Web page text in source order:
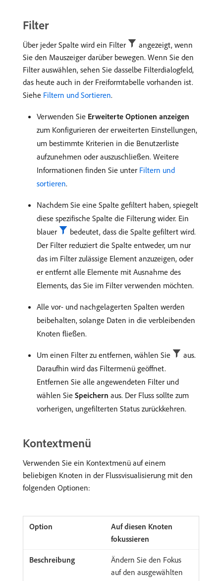
Filter
Über jeder Spalte wird ein Filter
angezeigt, wenn
Sie den Mauszeiger darüber bewegen. Wenn Sie den
Filter auswählen, sehen Sie dasselbe Filterdialogfeld,
das heute auch in der Freiformtabelle vorhanden ist.
Siehe Filtern und Sortieren.
Verwenden Sie Erweiterte Optionen anzeigen
zum Konfigurieren der erweiterten Einstellungen,
um bestimmte Kriterien in die Benutzerliste
aufzunehmen oder auszuschließen. Weitere
Informationen finden Sie unter Filtern und
sortieren.
Nachdem Sie eine Spalte gefiltert haben, spiegelt
diese spezifische Spalte die Filterung wider. Ein
blauer
bedeutet, dass die Spalte gefiltert wird.
Der Filter reduziert die Spalte entweder, um nur
das im Filter zulässige Element anzuzeigen, oder
er entfernt alle Elemente mit Ausnahme des
Elements, das Sie im Filter verwenden möchten.
Alle vor- und nachgelagerten Spalten werden
beibehalten, solange Daten in die verbleibenden
Knoten fließen.
Um einen Filter zu entfernen, wählen Sie
aus.
Daraufhin wird das Filtermenü geöffnet.
Entfernen Sie alle angewendeten Filter und
wählen Sie Speichern aus. Der Fluss sollte zum
vorherigen, ungefilterten Status zurückkehren.
Kontextmenü
Verwenden Sie ein Kontextmenü auf einem
beliebigen Knoten in der Flussvisualisierung mit den
folgenden Optionen:
Auf diesen Knoten
fokussieren
Ändern Sie den Fokus
auf den ausgewählten